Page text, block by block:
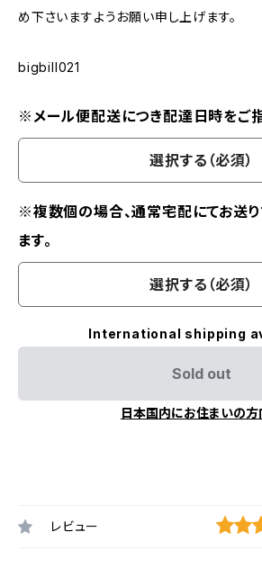
め下さいますようお願い申し上げます。
bigbill021
※メール便配送につき配達日時をご
選択する（必須）
※複数個の場合、通常宅配にてお送
ます。
選択する（必須）
International shipping
Sold out
日本国内にお住まいの方
レビュー